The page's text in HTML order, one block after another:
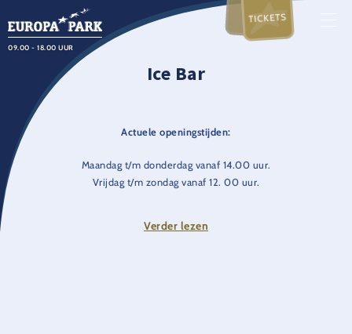
09.00 - 18.00 UUR
TICKETS
Ice Bar
Actuele openingstijden:
Maandag t/m donderdag vanaf 14.00 uur.
Vrijdag t/m zondag vanaf 12. 00 uur.
Vier je 'feliz Navidad' in een heuse Ice Bar met een
Verder lezen